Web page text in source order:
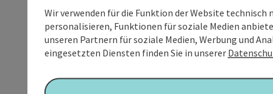
Wir verwenden für die Funktion der Website
personalisieren, Funktionen für soziale Medien
unseren Partnern für soziale Medien, Werbung und
eingesetzten Diensten finden Sie in unserer